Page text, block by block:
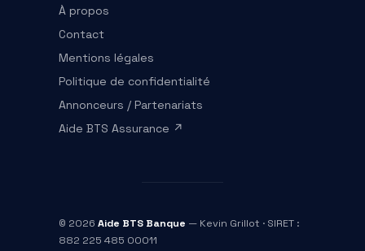
À propos
Contact
Mentions légales
Politique de confidentialité
Annonceurs / Partenariats
Aide BTS Assurance ↗
© 2026 Aide BTS Banque — Kevin Grillot · SIRET :
882 225 485 00011